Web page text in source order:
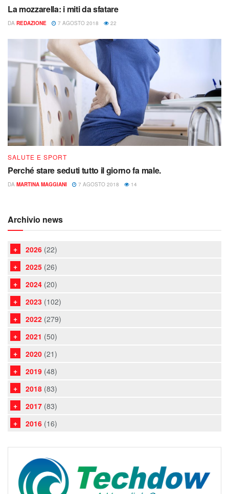
La mozzarella: i miti da sfatare
DA REDAZIONE 7 AGOSTO 2018 22
SALUTE E SPORT
Perché stare seduti tutto il giorno fa male.
DA MARTINA MAGGIANI 7 AGOSTO 2018 14
Archivio news
2026 (22)
2025 (26)
2024 (20)
2023 (102)
2022 (279)
2021 (50)
2020 (21)
2019 (48)
2018 (83)
2017 (83)
2016 (16)